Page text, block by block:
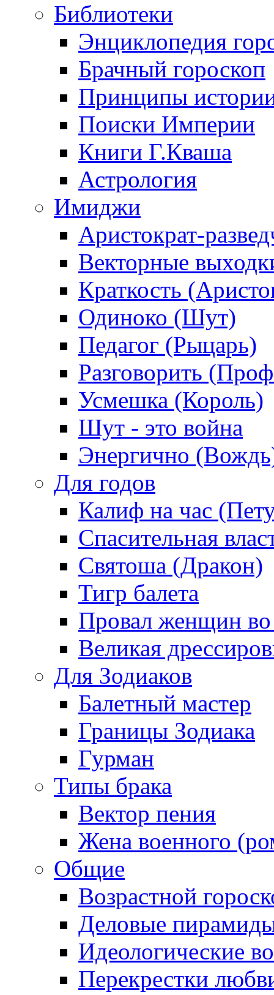
Библиотеки
Энциклопедия
Брачный гороскоп
Принципы
Поиски Империи
Книги Г.Кваша
Астрология
Имиджи
Аристократ-
Векторные
Краткость
Одиноко (Шут)
Педагог (Рыцарь)
Разговорить
Усмешка (Король)
Шут - это война
Энергично
Для годов
Калиф на час
Спасительная
Святоша (Дракон)
Тигр балета
Провал женщин во
Великая
Для Зодиаков
Балетный мастер
Границы Зодиака
Гурман
Типы брака
Вектор пения
Жена военного
Общие
Возрастной
Деловые
Идеологические
Перекрестки